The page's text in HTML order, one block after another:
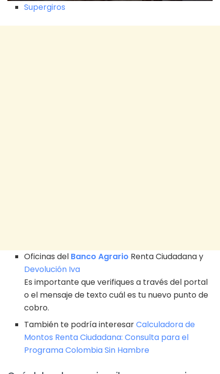
Supergiros
Oficinas del Banco Agrario Renta Ciudadana y
Devolución Iva
Es importante que verifiques a través del portal
o el mensaje de texto cuál es tu nuevo punto de
cobro.
También te podría interesarCalculadora de
Montos Renta Ciudadana: Consulta para el
Programa Colombia Sin Hambre